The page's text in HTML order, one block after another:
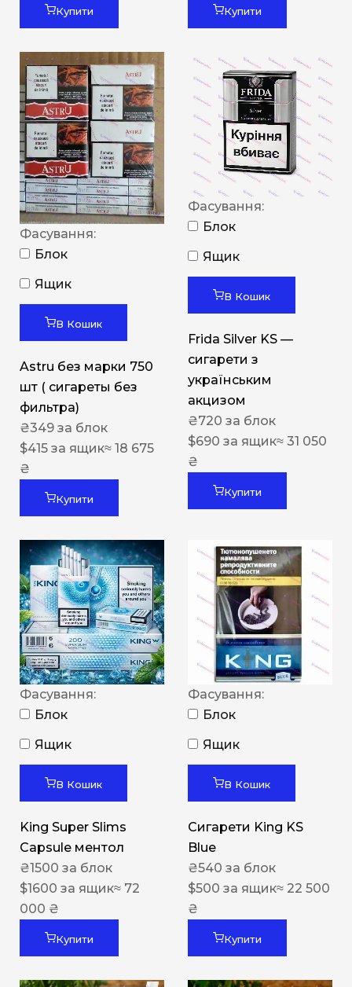
Купити Купити
Фасування:
Блок
Ящик
В Кошик
Astru без марки 750
шт ( сигареты без
фильтра)
₴349 за блок
$415 за ящик≈ 18 675
₴
Купити
Фасування:
Блок
Ящик
В Кошик
Frida Silver KS —
сигарети з
українським
акцизом
₴720 за блок
$690 за ящик≈ 31 050
₴
Купити
Фасування:
Блок
Ящик
В Кошик
King Super Slims
Capsule ментол
₴1500 за блок
$1600 за ящик≈ 72
000 ₴
Купити
Фасування:
Блок
Ящик
В Кошик
Сигарети King KS
Blue
₴540 за блок
$500 за ящик≈ 22 500
₴
Купити